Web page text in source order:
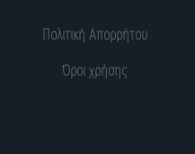
Πολιτική Απορρήτου
Όροι χρήσης